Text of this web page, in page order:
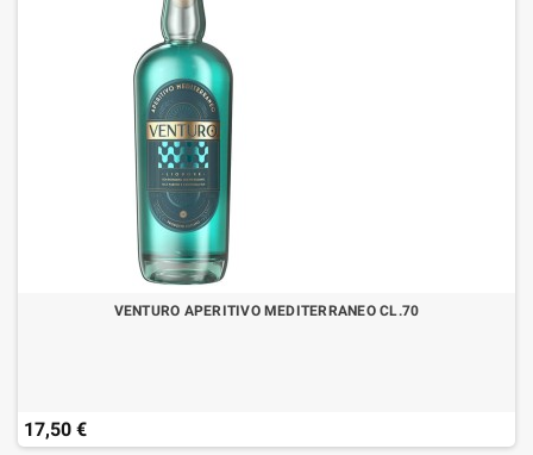
VENTURO APERITIVO MEDITERRANEO CL.70
17,50 €